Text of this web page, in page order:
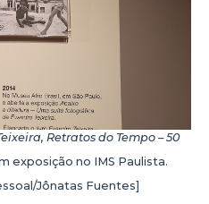
Retratos do Tempo – 50
exposição no IMS Paulista.
Jônatas Fuentes]